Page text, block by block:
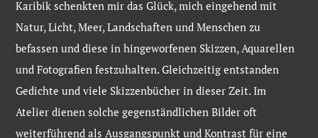
Karibik schenkten mir das Glück, mich eingehend mit
Natur, Licht, Meer, Landschaften und Menschen zu
befassen und diese in hingeworfenen Skizzen, Aquarellen
und Fotografien festzuhalten. Gleichzeitig entstanden
Gedichte und viele Skizzenbücher in dieser Zeit. Im
Atelier dienen solche gegenständlichen Bilder oft
weiterführend als Ausgangspunkt und Kontrast für eine